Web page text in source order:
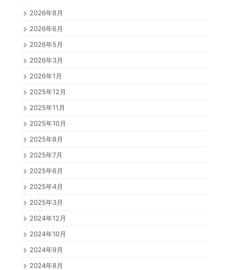
2026年8月
2026年6月
2026年5月
2026年3月
2026年1月
2025年12月
2025年11月
2025年10月
2025年8月
2025年7月
2025年6月
2025年4月
2025年3月
2024年12月
2024年10月
2024年9月
2024年8月